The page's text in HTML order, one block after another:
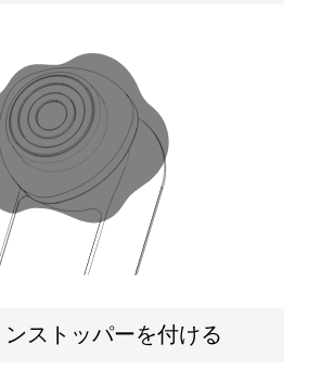
ンストッパーを付ける